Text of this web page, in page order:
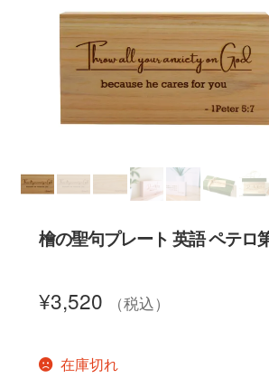
新作商品
アウトレット
書籍カバー
パンフレット・カード入れ
聖句プレート
ブログ
檜の聖句プレート 英語 ペテロ
¥3,520 （税込）
在庫切れ